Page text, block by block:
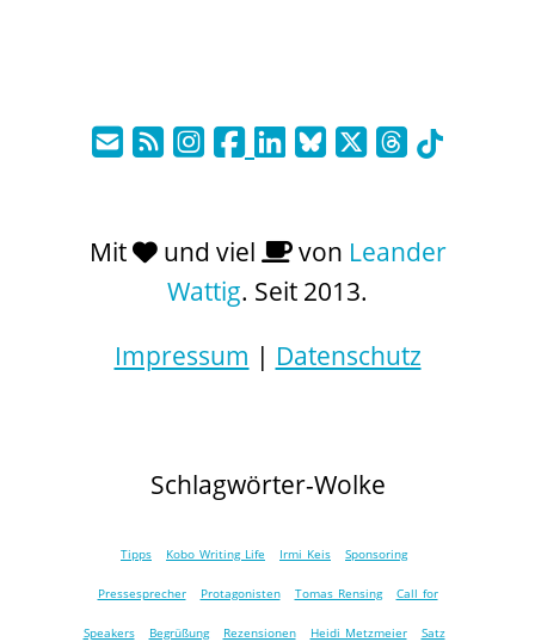
Mit und viel von Leander
Wattig. Seit 2013.
Impressum | Datenschutz
Schlagwörter-Wolke
Tipps Kobo Writing Life Irmi Keis Sponsoring
Pressesprecher Protagonisten Tomas Rensing Call for
Speakers Begrüßung Rezensionen Heidi Metzmeier Satz